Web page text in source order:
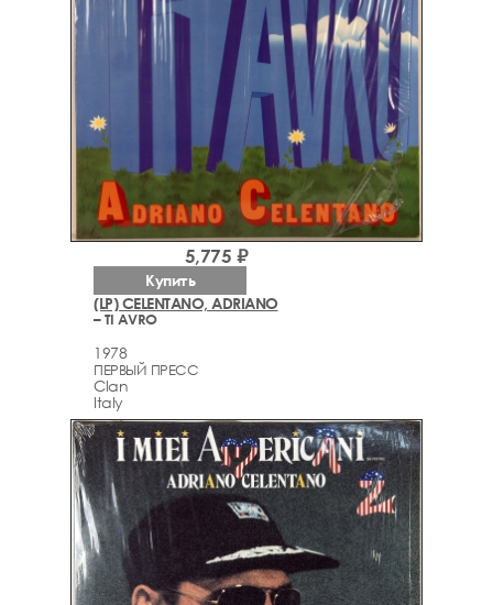
(LP) CELENTANO, ADRIANO
– TI AVRO
1978
ПЕРВЫЙ ПРЕСС
Clan
Italy
5,775 ₽
Купить